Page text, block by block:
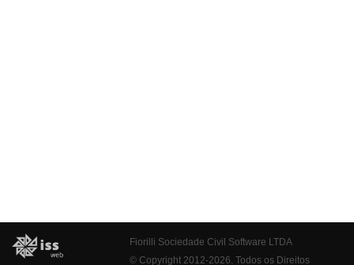
Fiorilli Sociedade Civil Software LTDA
© Copyright 2012-2026. Todos os Direitos